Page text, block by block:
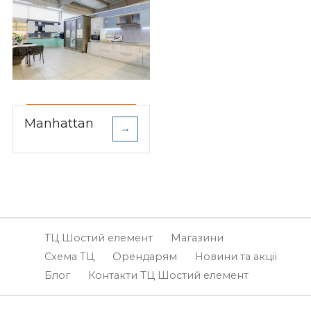
Manhattan →
ТЦ Шостий елемент
Магазини
Схема ТЦ
Орендарям
Новини та акції
Блог
Контакти ТЦ Шостий елемент